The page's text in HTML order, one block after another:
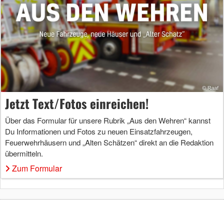
Jetzt Text/Fotos einreichen!
Über das Formular für unsere Rubrik „Aus den Wehren“ kannst
Du Informationen und Fotos zu neuen Einsatzfahrzeugen,
Feuerwehrhäusern und „Alten Schätzen“ direkt an die Redaktion
übermitteln.
Zum Formular